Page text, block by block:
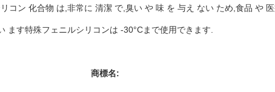
コン 化合物 は,非常に 清潔 で,臭い や 味 を 与え ない ため,食品 や
ます特殊フェニルシリコンは -30°Cまで使用できます.
商標名: